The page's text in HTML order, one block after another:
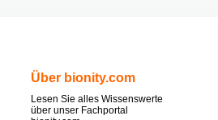
Über bionity.com
Lesen Sie alles Wissenswerte
über unser Fachportal